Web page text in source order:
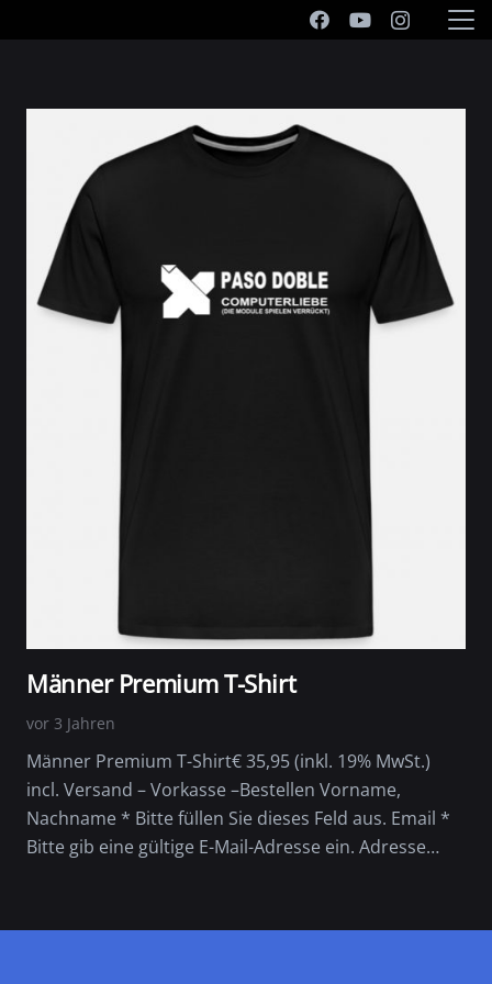
Männer Premium T-Shirt
vor 3 Jahren
Männer Premium T-Shirt€ 35,95 (inkl. 19% MwSt.)
incl. Versand – Vorkasse –Bestellen Vorname,
Nachname * Bitte füllen Sie dieses Feld aus. Email *
Bitte gib eine gültige E-Mail-Adresse ein. Adresse…